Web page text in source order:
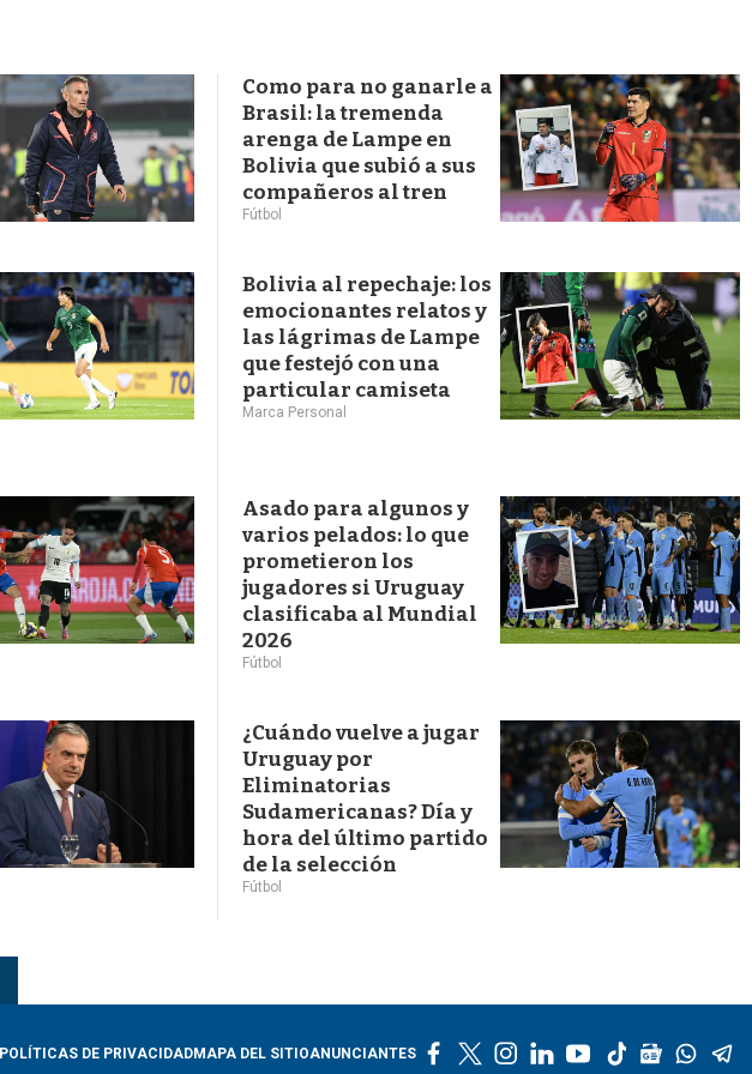
e
d
a
Como para no ganarle a
Brasil: la tremenda
arenga de Lampe en
Bolivia que subió a sus
compañeros al tren
Fútbol
Bolivia al repechaje: los
emocionantes relatos y
las lágrimas de Lampe
que festejó con una
particular camiseta
Marca Personal
Asado para algunos y
varios pelados: lo que
prometieron los
jugadores si Uruguay
clasificaba al Mundial
2026
Fútbol
¿Cuándo vuelve a jugar
Uruguay por
Eliminatorias
Sudamericanas? Día y
hora del último partido
de la selección
Fútbol
POLÍTICAS DE PRIVACIDADMAPA DEL SITIOANUNCIANTES
l
y
t
g
w